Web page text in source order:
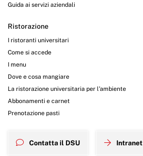
Guida ai servizi aziendali
Ristorazione
I ristoranti universitari
Come si accede
I menu
Dove e cosa mangiare
La ristorazione universitaria per l’ambiente
Abbonamenti e carnet
Prenotazione pasti
Contatta il DSU Intranet